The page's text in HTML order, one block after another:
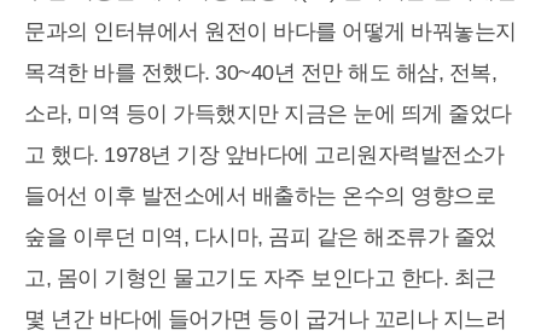
문과의 인터뷰에서 원전이 바다를 어떻게 바꿔놓는지
목격한 바를 전했다. 30~40년 전만 해도 해삼, 전복,
소라, 미역 등이 가득했지만 지금은 눈에 띄게 줄었다
고 했다. 1978년 기장 앞바다에 고리원자력발전소가
들어선 이후 발전소에서 배출하는 온수의 영향으로
숲을 이루던 미역, 다시마, 곰피 같은 해조류가 줄었
고, 몸이 기형인 물고기도 자주 보인다고 한다. 최근
몇 년간 바다에 들어가면 등이 굽거나 꼬리나 지느러